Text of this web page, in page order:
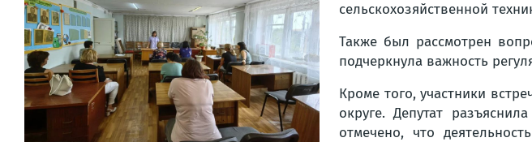
сельскохозяйственной
Также был рассмотрен
подчеркнула важность
Кроме того, участники
округе. Депутат
отмечено, что